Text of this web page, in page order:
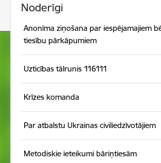
Noderīgi
Anonīma ziņošana par iespējamajiem
tiesību pārkāpumiem
Uzticības tālrunis 116111
Krīzes komanda
Par atbalstu Ukrainas civiliedzīvotājiem
Metodiskie ieteikumi bāriņtiesām